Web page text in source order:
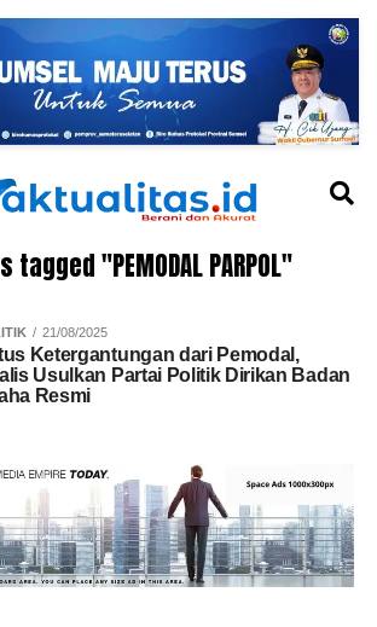
"PEMODAL PARPOL"
21/08/2025
Ketergantungan dari Pemodal,
Usulkan Partai Politik Dirikan Badan
Resmi